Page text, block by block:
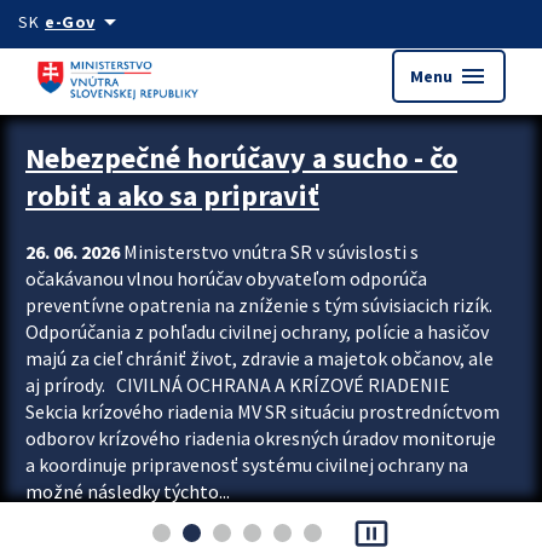
Preskocit na hlavný obsah
SK e-Govarrow_drop_down
Menu menu
Zastavit automatický posun upútavok
Nebezpečné horúčavy a sucho - čo
robiť a ako sa pripraviť
26. 06. 2026Ministerstvo vnútra SR v súvislosti s
očakávanou vlnou horúčav obyvateľom odporúča
preventívne opatrenia na zníženie s tým súvisiacich rizík.
Odporúčania z pohľadu civilnej ochrany, polície a hasičov
majú za cieľ chrániť život, zdravie a majetok občanov, ale
aj prírody. CIVILNÁ OCHRANA A KRÍZOVÉ RIADENIE
Sekcia krízového riadenia MV SR situáciu prostredníctvom
odborov krízového riadenia okresných úradov monitoruje
a koordinuje pripravenosť systému civilnej ochrany na
možné následky týchto...
pause_presentation